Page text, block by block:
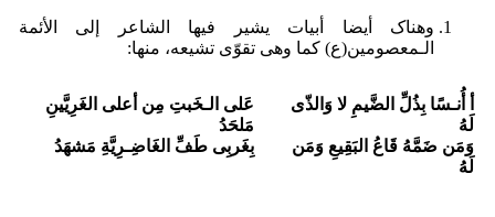
وهناک أیضا أبیات یشیر فیها الشاعر إلى الأئمة
الـمعصومین(ع) کما وهی تقوّی تشیعه، منها:
أ أُنـسًا بِذُلِّ الضَّیمِ لا وَالذّی
لَهُ
وَمَن ضَمَّهُ قَاعُ البَقِیعِ وَمَن
لَهُ
عَلى الـخَبتِ مِن أعلی الغَرِیَّینِ
مَلحَدُ
بِغَربِی طَفِّ الغَاضِـرِیَّةِ مَشهَدُ